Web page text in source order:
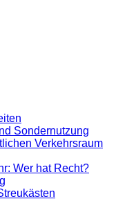
Sondernutzung
Verkehrsraum
Wer hat Recht?